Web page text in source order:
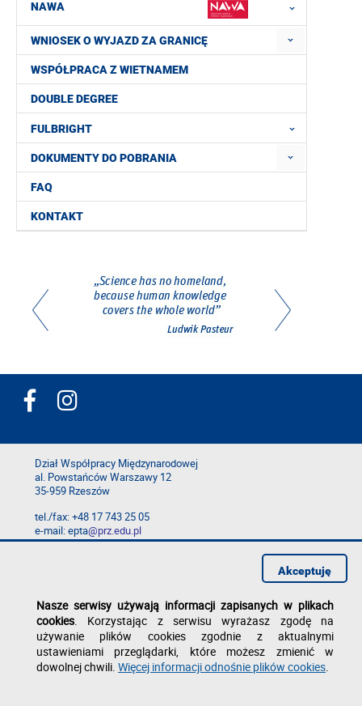
NAWA
WNIOSEK O WYJAZD ZA GRANICĘ
WSPÓŁPRACA Z WIETNAMEM
DOUBLE DEGREE
FULBRIGHT
DOKUMENTY DO POBRANIA
FAQ
KONTAKT
Dział Współpracy Międzynarodowej
al. Powstańców Warszawy 12
35-959 Rzeszów
tel./fax: +48 17 743 25 05
e-mail: epta@prz.edu.pl
Nasze serwisy używają informacji zapisanych w plikach
cookies. Korzystając z serwisu wyrażasz zgodę na
używanie plików cookies zgodnie z aktualnymi
ustawieniami przeglądarki, które możesz zmienić w
dowolnej chwili. Więcej informacji odnośnie plików cookies.
Akceptuję